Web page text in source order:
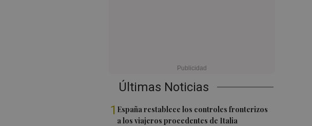
Últimas Noticias
1 España restablece los controles fronterizos
a los viajeros procedentes de Italia